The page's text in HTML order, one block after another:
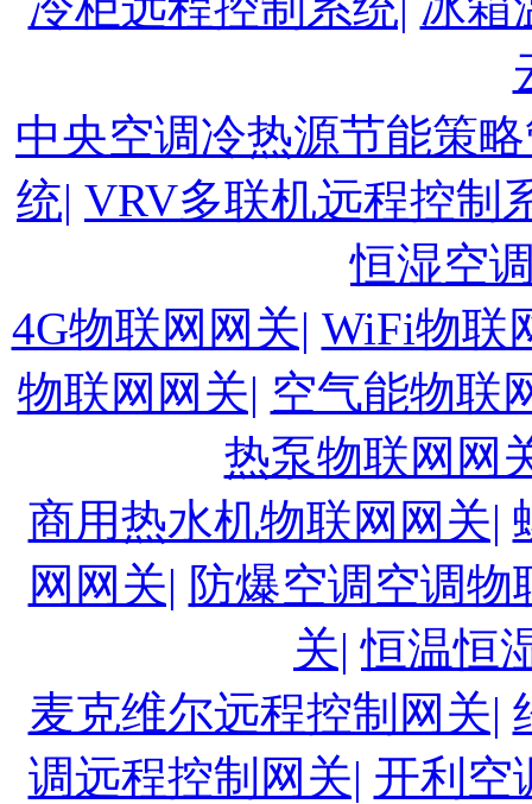
中央空调冷热源节能策
统| VRV多联机远程控制
恒湿空
4G物联网网关| WiFi物联
物联网网关| 空气能物联
热泵物联网网
商用热水机物联网网关|
网网关| 防爆空调空调物
关| 恒温恒
麦克维尔远程控制网关|
调远程控制网关| 开利空